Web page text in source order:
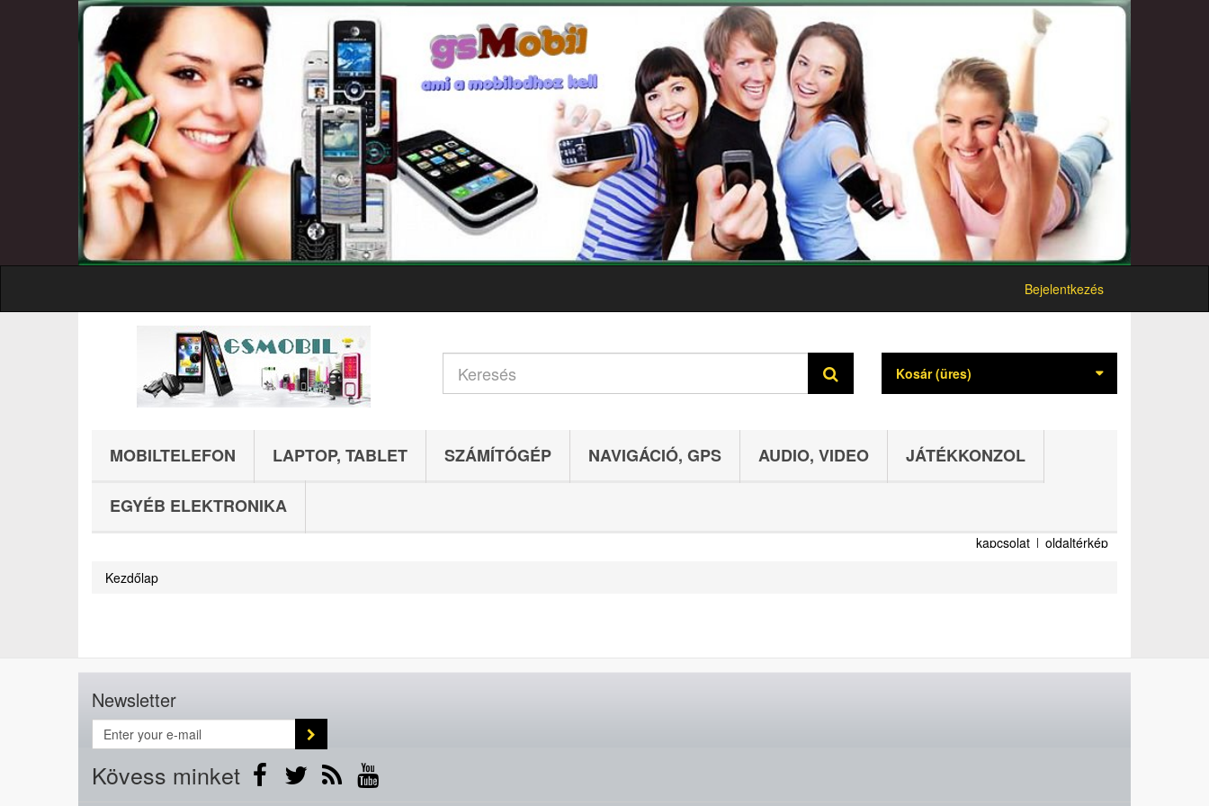
Bejelentkezés
Kosár (üres)
MOBILTELEFON LAPTOP, TABLET SZÁMÍTÓGÉP NAVIGÁCIÓ, GPS AUDIO, VIDEO JÁTÉKKONZOL
EGYÉB ELEKTRONIKA
kapcsolat
oldaltérkép
Kezdőlap
Newsletter
Kövess minket